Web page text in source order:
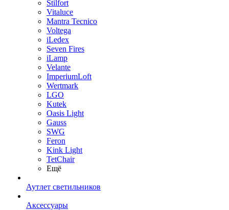
Stilfort
Vitaluce
Mantra Tecnico
Voltega
iLedex
Seven Fires
iLamp
Velante
ImperiumLoft
Wertmark
LGO
Kutek
Oasis Light
Gauss
SWG
Feron
Kink Light
TetСhair
Ещё
Аутлет светильников
Аксессуары